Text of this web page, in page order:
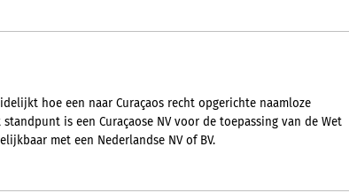
hoe een naar Curaçaos recht opgerichte naamloze
is een Curaçaose NV voor de toepassing van de Wet
met een Nederlandse NV of BV.